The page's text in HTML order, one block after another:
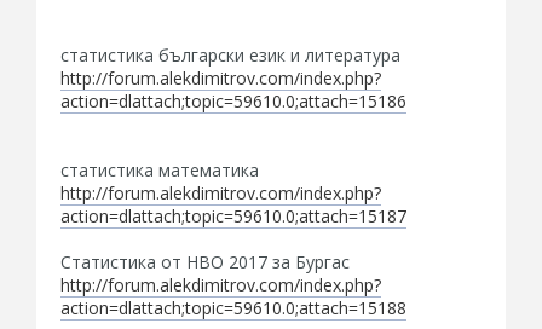
статистика български език и литература
http://forum.alekdimitrov.com/index.php?
action=dlattach;topic=59610.0;attach=15186
статистика математика
http://forum.alekdimitrov.com/index.php?
action=dlattach;topic=59610.0;attach=15187
Статистика от НВО 2017 за Бургас
http://forum.alekdimitrov.com/index.php?
action=dlattach;topic=59610.0;attach=15188